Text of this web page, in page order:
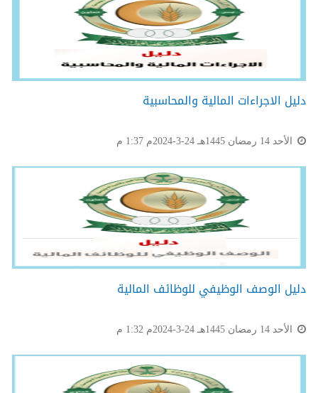
دليل الاجراءات المالية والمحاسبية
الأحد 14 رمضان 1445هـ 24-3-2024م 1:37 م
دليل الوصف الوظيفي للوظائف المالية
الأحد 14 رمضان 1445هـ 24-3-2024م 1:32 م